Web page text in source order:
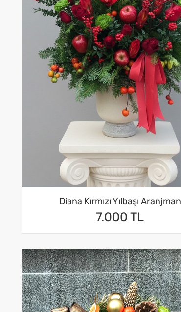
Diana Kırmızı Yılbaşı Aranjman
7.000 TL